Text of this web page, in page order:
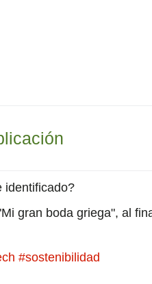
identificado?
gran boda griega", al
#sostenibilidad